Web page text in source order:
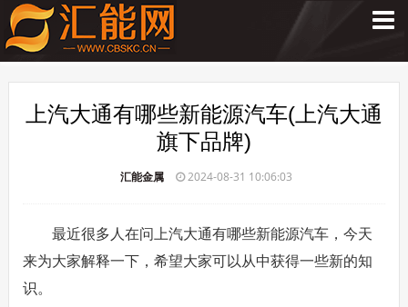
上汽大通有哪些新能源汽车(上汽大通
旗下品牌)
汇能金属 2024-08-31 10:06:03
最近很多人在问上汽大通有哪些新能源汽车，今天
来为大家解释一下，希望大家可以从中获得一些新的知
识。